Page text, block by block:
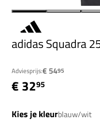
adidas Squadra
Adviesprijs:€ 5495
€ 3295
Kies je kleurblauw/wit